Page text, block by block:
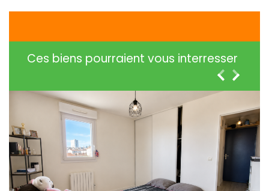
Ces biens pourraient vous interresser